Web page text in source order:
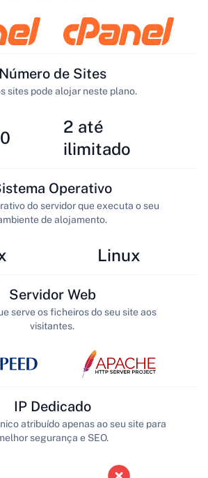
Número de Sites
sites pode alojar neste plano.
2 até
ilimitado
Operativo
do servidor que executa o seu
de alojamento.
Linux
Servidor Web
serve os ficheiros do seu site aos
visitantes.
IP Dedicado
atribuído apenas ao seu site para
segurança e SEO.